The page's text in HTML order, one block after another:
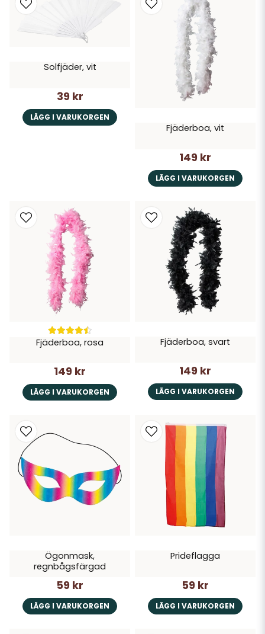
Solfjäder, vit
39 kr
LÄGG I VARUKORGEN
Fjäderboa, vit
149 kr
LÄGG I VARUKORGEN
Fjäderboa, rosa
149 kr
LÄGG I VARUKORGEN
Fjäderboa, svart
149 kr
LÄGG I VARUKORGEN
Ögonmask,
regnbågsfärgad
59 kr
LÄGG I VARUKORGEN
Prideflagga
59 kr
LÄGG I VARUKORGEN